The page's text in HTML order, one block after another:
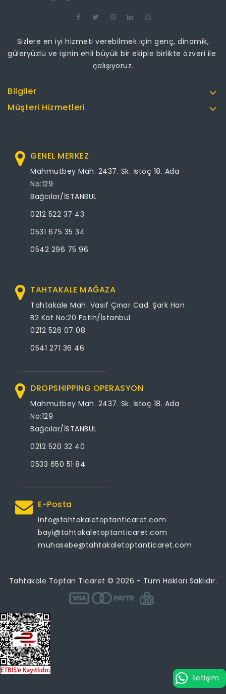
Sizlere en iyi hizmeti verebilmek için genç, dinamik,
güleryüzlü ve işinin ehli büyük bir ekiple birlikte özveri ile
çalışıyoruz.
Bilgiler
Müşteri Hizmetleri
GENEL MERKEZ
Mahmutbey Mah. 2437. Sk. İstoç 18. Ada
No:129
Bağcılar/İSTANBUL
0212 522 37 43
0531 675 35 34
0542 296 75 96
TAHTAKALE MAĞAZA
Tahtakale Mah. Vasıf Çınar Cad. Şark Han
B2 Kat No:20 Fatih/İstanbul
0212 526 07 08
0541 271 36 46
DROPSHIPPING OPERASYON
Mahmutbey Mah. 2437. Sk. İstoç 18. Ada
No:129
Bağcılar/İSTANBUL
0212 520 32 40
0533 650 51 84
E-Posta
info@tahtakaletoptanticaret.com
bayi@tahtakaletoptanticaret.com
muhasebe@tahtakaletoptanticaret.com
Tahtakale Toptan Ticaret © 2026 - Tüm Hakları Saklıdır.
İletişim